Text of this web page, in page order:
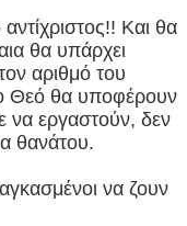
Και θα
θα υπάρχει
αριθμό του
Θεό θα υποφέρουν
να εργαστούν, δεν
θανάτου.
να ζουν